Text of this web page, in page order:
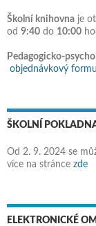
Školní knihovna je
od 9:40 do 10:00
Pedagogicko-
objednávkový
ŠKOLNÍ
Od 2. 9. 2024 se
více na stránce zde
ELEKTRONICKÉ